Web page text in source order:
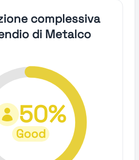
complessiva
di Metalco
50%
Good